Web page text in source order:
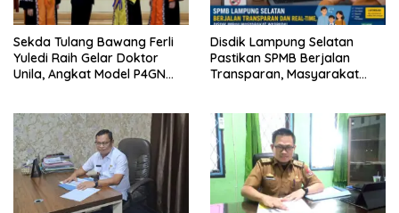
Sekda Tulang Bawang Ferli
Yuledi Raih Gelar Doktor
Unila, Angkat Model P4GN
Disdik Lampung Selatan
Pastikan SPMB Berjalan
Transparan, Masyarakat